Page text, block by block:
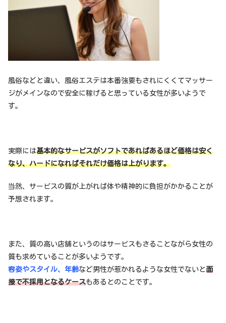
風俗などと違い、風俗エステは本番強要もされにくくてマッサー
ジがメインなので安全に稼げると思っている女性が多いようで
す。
実際には基本的なサービスがソフトであればあるほど価格は安く
なり、ハードになればそれだけ価格は上がります。
当然、サービスの質が上がれば体や精神的に負担がかかることが
予想されます。
また、質の高い店舗というのはサービスもさることながら女性の
質も求めていることが多いようです。
容姿やスタイル、年齢など男性が惹かれるような女性でないと面
接で不採用となるケースもあるとのことです。